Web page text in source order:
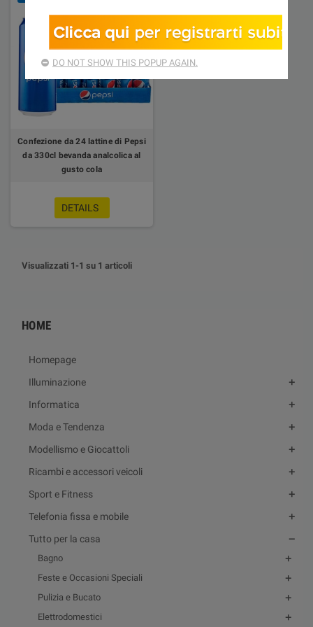
HOME
Homepage
Illuminazione
Informatica
Moda e Tendenza
Modellismo e Giocattoli
Ricambi e accessori veicoli
Sport e Fitness
Telefonia fissa e mobile
Tutto per la casa
Bagno
Feste e Occasioni Speciali
Pulizia e Bucato
Elettrodomestici
Confezione da 24 lattine di Pepsi
da 330cl bevanda analcolica al
gusto cola
DETAILS
Visualizzati 1-1 su 1 articoli
DO NOT SHOW THIS POPUP AGAIN.